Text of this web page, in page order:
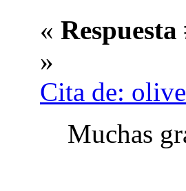
« Respuesta
»
Cita de:
Muchas